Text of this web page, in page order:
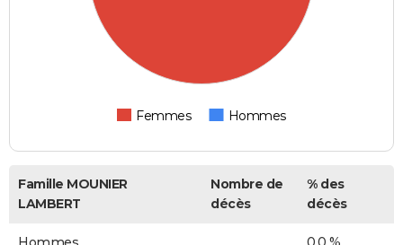
Femmes Hommes
Famille MOUNIER
LAMBERT
Nombre de
décès
% des
décès